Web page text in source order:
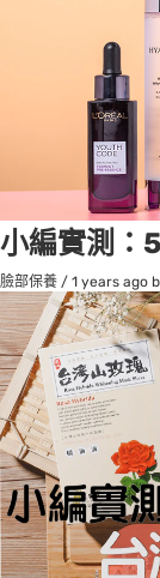
小編實測：
臉部保養 / 1 years ago